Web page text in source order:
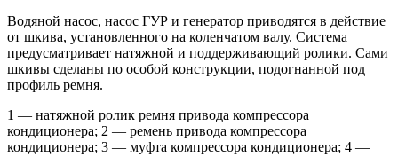
Водяной насос, насос ГУР и генератор приводятся в действие
от шкива, установленного на коленчатом валу. Система
предусматривает натяжной и поддерживающий ролики. Сами
шкивы сделаны по особой конструкции, подогнанной под
профиль ремня.
1 — натяжной ролик ремня привода компрессора
кондиционера; 2 — ремень привода компрессора
кондиционера; 3 — муфта компрессора кондиционера; 4 —